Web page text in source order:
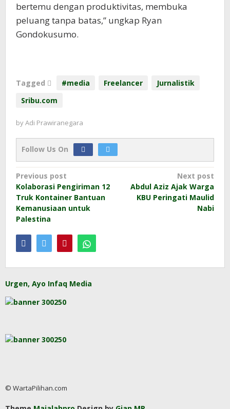
bertemu dengan produktivitas, membuka
peluang tanpa batas,” ungkap Ryan
Gondokusumo.
Tagged #media Freelancer
Jurnalistik
Sribu.com
byAdi Prawiranegara
Follow Us On
Post
navigation
Previous post
Kolaborasi Pengiriman 12
Truk Kontainer Bantuan
Kemanusiaan untuk
Palestina
Next post
Abdul Aziz Ajak Warga
KBU Peringati Maulid
Nabi
Urgen, Ayo Infaq Media
© WartaPilihan.com